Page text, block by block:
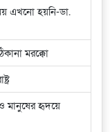
এখনো হয়নি-ডা.
মরক্কো
মানুষের হৃদয়ে